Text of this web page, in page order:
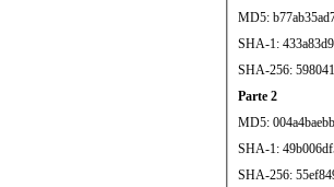
MD5:
SHA-1:
SHA-256:
Parte 2
MD5:
SHA-1:
SHA-256: